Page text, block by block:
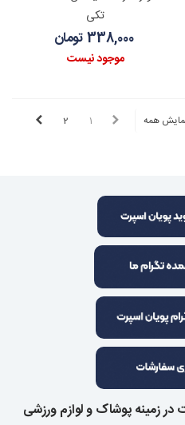
تکی
338,000 تومان
موجود نیست
1
2 همه
زمینه پوشاک و لوازم ورزشی